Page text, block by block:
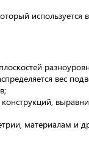
используется
вес
материалам и